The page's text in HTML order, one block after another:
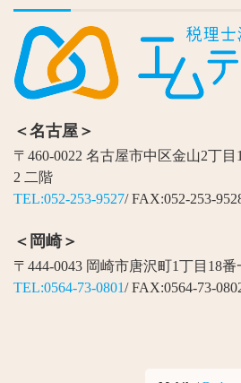
＜名古屋＞
〒460-0022 名古屋市中区金山2丁
2 二階
TEL:052-253-9527/ FAX:052-253-
＜岡崎＞
〒444-0043 岡崎市唐沢町1丁目18番
TEL:0564-73-0801/ FAX:0564-73-